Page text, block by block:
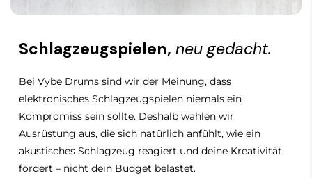
Soundmodul — EFD-5
Crash 1/2, Ride), 2-Zonen (Tom 1–4, Hi-hat,
Crash 3), 1-Zone (Kick)
Voreingestellte Drumkits: 17
(bearbeitbar)
Benutzer-Drumkits: 83
Benutzer-Instrumentenbibliothek: 128
anpassbare Slots
Schlagzeugspielen, neu gedacht.
Bei Vybe Drums sind wir der Meinung, dass
elektronisches Schlagzeugspielen niemals ein
Kompromiss sein sollte. Deshalb wählen wir
Ausrüstung aus, die sich natürlich anfühlt, wie ein
akustisches Schlagzeug reagiert und deine Kreativität
fördert – nicht dein Budget belastet.